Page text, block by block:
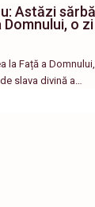
Astăzi
o
la Față a
slava divină a…